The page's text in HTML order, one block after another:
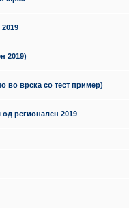
2019)
во врска со тест пример)
регионален 2019